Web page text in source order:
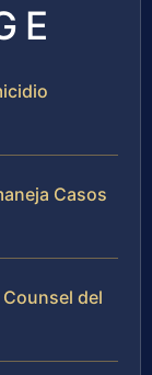
Casos
Counsel del